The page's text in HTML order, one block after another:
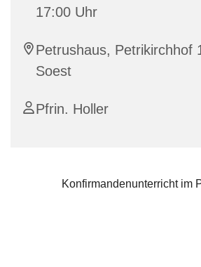
17:00 Uhr
Petrushaus, Petrikirchhof
Soest
Pfrin. Holler
Konfirmandenunterricht im